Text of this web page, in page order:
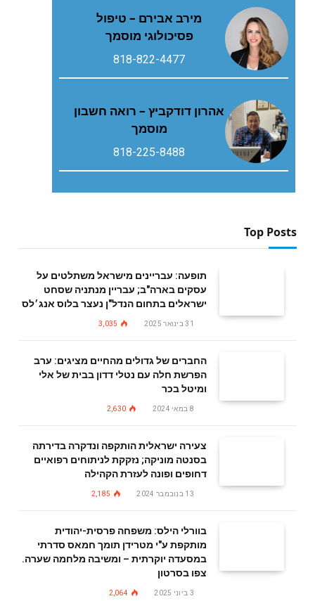
מירב אבירם – טיפול
פסיכולוגי מוסמך
818-822-4477
אהרון דודקביץ – רואה חשבון
מוסמך
818-225-8488
Top Posts
תופעה: עבריינים מישראל משתלטים על
עסקים בארה"ב; עבריין מנתניה שסחט
ישראלים בתחום הנדל"ן נעצר בלוס אנג׳לס
31 בינואר 2025 3,035
החברים של גדולים מהחיים מציגים: ערב
הפרשת חלה עם נטלי דדון בבית של אלי
ומיטל בכר
8 במאי 2024 2,630
צעירה ישראלית הותקפה ונדקרה בדירתה
בסנטה מוניקה; נזקקת לניתוחים רפואיים
דחופים ופונה לעזרת הקהילה
13 בנובמבר 2024 2,185
בוורלי הילס: משפחה פרסית-יהודית
מותקפת ע"י מטרידן תומך חמאס סדרתי
במסעדה יוקרתית – ומשיבה מלחמה שערה.
צפו בסרטון
3 ביוני 2025 2,064